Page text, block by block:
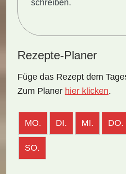
schreiben.
Rezepte-Planer
Füge das Rezept dem
Zum Planer hier klicken.
MO. DI. MI. DO.
SO.